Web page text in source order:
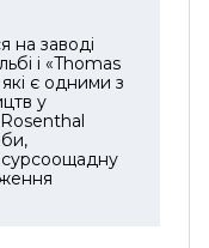
на заводі
і «Thomas
є одними з
у